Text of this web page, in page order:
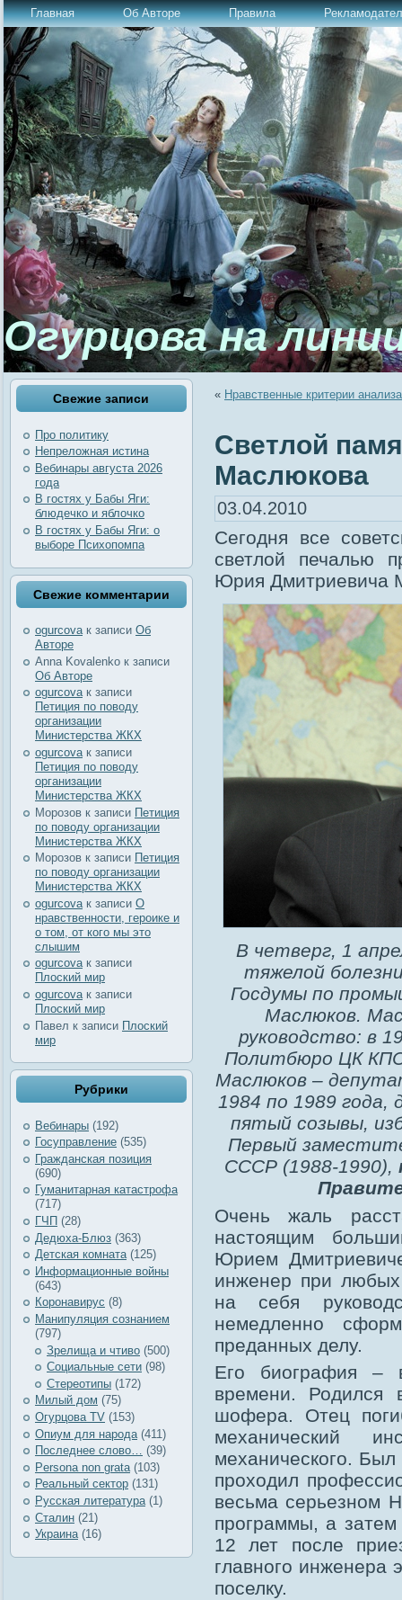
Главная Об Авторе Правила
Огурцова на
Свежие записи
Про политику
Непреложная истина
Вебинары августа 2026
года
В гостях у Бабы Яги:
блюдечко и яблочко
В гостях у Бабы Яги: о
выборе Психопомпа
Свежие комментарии
ogurcovaк записи Об
Авторе
Anna Kovalenko к записи
Об Авторе
ogurcovaк записи
Петиция по поводу
организации
Министерства ЖКХ
ogurcova к записи
Петиция по поводу
организации
Министерства ЖКХ
Морозов к записи Петиция
по поводу организации
Министерства ЖКХ
Морозов к записи Петиция
по поводу организации
Министерства ЖКХ
ogurcova к записи О
нравственности, героике и
о том, от кого мы это
слышим
ogurcovaк записи
Плоский мир
ogurcova к записи
Плоский мир
Павел к записи Плоский
мир
Рубрики
Вебинары (192)
Госуправление (535)
Гражданская позиция
(690)
Гуманитарная катастрофа
(717)
ГЧП (28)
Дедюха-Блюз (363)
Детская комната(125)
Информационные войны
(643)
Коронавирус (8)
Манипуляция сознанием
(797)
Зрелища и чтиво (500)
Социальные сети (98)
Стереотипы (172)
Милый дом (75)
Огурцова TV (153)
Опиум для народа (411)
Последнее слово… (39)
Рersona non grata (103)
Реальный сектор (131)
Русская литература (1)
Сталин (21)
Украина(16)
« Нравственные критерии
Светлой
Маслюкова
03.04.2010
Сегодня все
светлой печалью
Юрия Дмитриевича
В четверг, 1
тяжелой
Госдумы по
Маслюков.
руководство: в
Политбюро ЦК
Маслюков –
1984 по 1989
пятый созывы,
Первый
СССР (1988-1990),
Очень жаль
настоящим
Юрием
инженер при
на себя
немедленно
преданных делу.
Его биография –
времени. Родился
шофера. Отец
механический
механического.
проходил
весьма серьезном
программы, а
12 лет после
главного инженера
поселку.